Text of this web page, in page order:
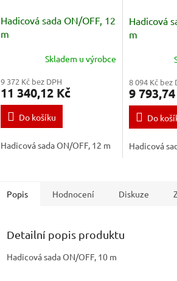
Hadicová sada ON/OFF, 12
m
Skladem u výrobce
9 372 Kč bez DPH
11 340,12 Kč
Do košíku
Hadicová sada ON/OFF, 12 m
Hadicová
m
8 094 Kč bez
9
Do
Hadicová
Popis Hodnocení Diskuze
Detailní popis produktu
Hadicová sada ON/OFF, 10 m